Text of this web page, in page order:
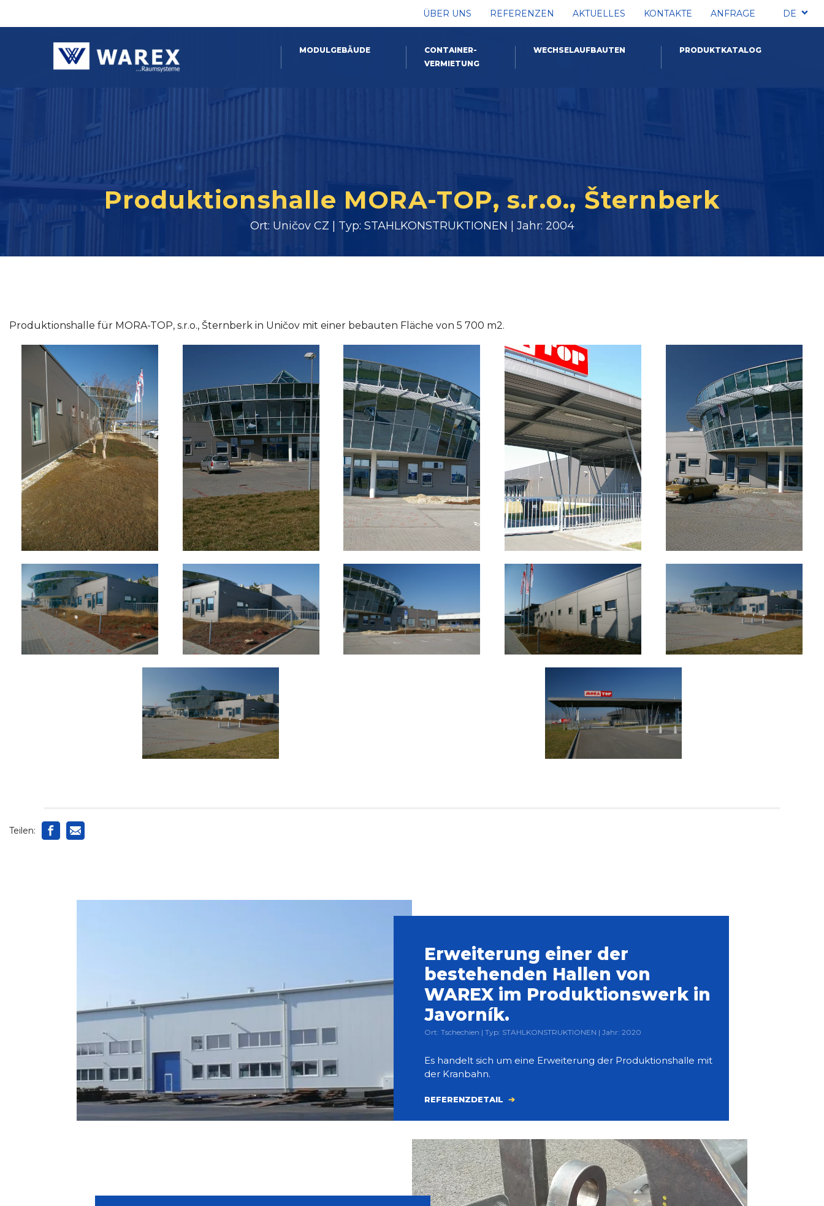
ÜBER UNS REFERENZEN AKTUELLES KONTAKTE ANFRAGE DE
MODULGEBÄUDE
CONTAINER-
VERMIETUNG
WECHSELAUFBAUTEN PRODUKTKATALOG
Produktionshalle MORA-TOP, s.r.o., Šternberk
Ort: Uničov CZ | Typ: STAHLKONSTRUKTIONEN | Jahr: 2004
Produktionshalle für MORA-TOP, s.r.o., Šternberk in Uničov mit einer bebauten Fläche von 5 700 m2.
Teilen:
Erweiterung einer der
bestehenden Hallen von
WAREX im Produktionswerk in
Javorník.
Ort: Tschechien | Typ: STAHLKONSTRUKTIONEN | Jahr: 2020
Es handelt sich um eine Erweiterung der Produktionshalle mit
der Kranbahn.
REFERENZDETAIL